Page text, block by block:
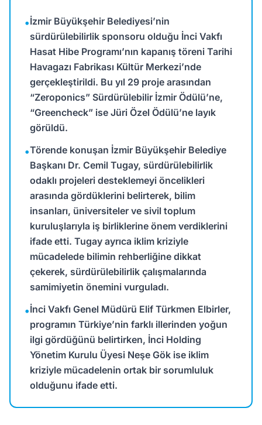
•İzmir Büyükşehir Belediyesi’nin
sürdürülebilirlik sponsoru olduğu İnci Vakfı
Hasat Hibe Programı’nın kapanış töreni Tarihi
Havagazı Fabrikası Kültür Merkezi’nde
gerçekleştirildi. Bu yıl 29 proje arasından
“Zeroponics” Sürdürülebilir İzmir Ödülü’ne,
“Greencheck” ise Jüri Özel Ödülü’ne layık
görüldü.
•Törende konuşan İzmir Büyükşehir Belediye
Başkanı Dr. Cemil Tugay, sürdürülebilirlik
odaklı projeleri desteklemeyi öncelikleri
arasında gördüklerini belirterek, bilim
insanları, üniversiteler ve sivil toplum
kuruluşlarıyla iş birliklerine önem verdiklerini
ifade etti. Tugay ayrıca iklim kriziyle
mücadelede bilimin rehberliğine dikkat
çekerek, sürdürülebilirlik çalışmalarında
samimiyetin önemini vurguladı.
•İnci Vakfı Genel Müdürü Elif Türkmen Elbirler,
programın Türkiye’nin farklı illerinden yoğun
ilgi gördüğünü belirtirken, İnci Holding
Yönetim Kurulu Üyesi Neşe Gök ise iklim
kriziyle mücadelenin ortak bir sorumluluk
olduğunu ifade etti.